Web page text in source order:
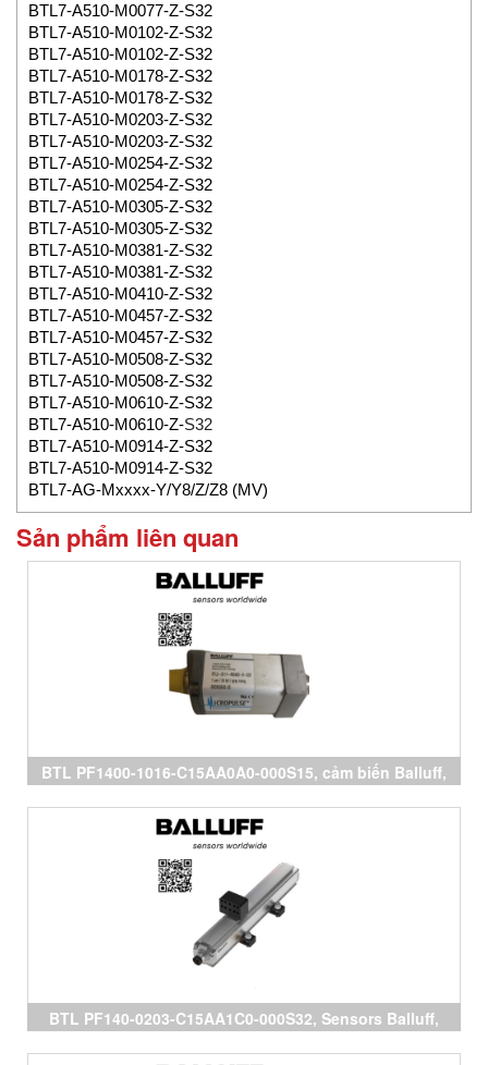
BTL7-A510-M0077-Z-S32
BTL7-A510-M0102-Z-S32
BTL7-A510-M0102-Z-S32
BTL7-A510-M0178-Z-S32
BTL7-A510-M0178-Z-S32
BTL7-A510-M0203-Z-S32
BTL7-A510-M0203-Z-S32
BTL7-A510-M0254-Z-S32
BTL7-A510-M0254-Z-S32
BTL7-A510-M0305-Z-S32
BTL7-A510-M0305-Z-S32
BTL7-A510-M0381-Z-S32
BTL7-A510-M0381-Z-S32
BTL7-A510-M0410-Z-S32
BTL7-A510-M0457-Z-S32
BTL7-A510-M0457-Z-S32
BTL7-A510-M0508-Z-S32
BTL7-A510-M0508-Z-S32
BTL7-A510-M0610-Z-S32
BTL7-A510-M0610-Z-S32
BTL7-A510-M0914-Z-S32
BTL7-A510-M0914-Z-S32
BTL7-AG-Mxxxx-Y/Y8/Z/Z8 (MV)
Sản phẩm liên quan
BTL PF1400-1016-C15AA0A0-000S15, cảm biến Balluff,
BTL PF140-0203-C15AA1C0-000S32, Sensors Balluff,
BTL7-P511-M0150-B-S32, BTL7-P511-M0500-B-S32,